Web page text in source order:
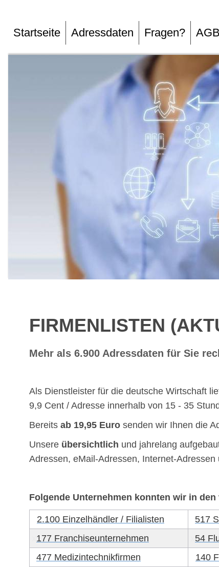
Startseite Adressdaten Fragen?
FIRMENLISTEN
Mehr als 6.900 Adressdaten für Sie
Als Dienstleister für die deutsche Wirtschaft
9,9 Cent / Adresse innerhalb von 15 - 35
Bereits ab 19,95 Euro senden wir Ihnen die
Unsere übersichtlich und jahrelang
Adressen, eMail-Adressen, Internet-
Folgende Unternehmen konnten wir in
2.100 Einzelhändler / Filialisten 517
177 Franchiseunternehmen 54
477 Medizintechnikfirmen 140